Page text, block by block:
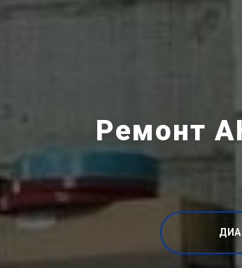
Ремонт